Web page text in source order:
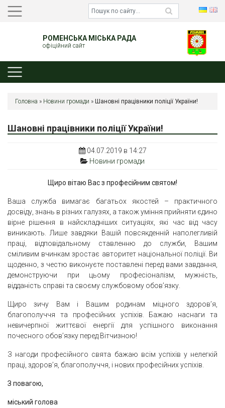
РОМЕНСЬКА МІСЬКА РАДА
офіційний сайт
Головна » Новини громади » Шановні працівники поліції України!
Шановні працівники поліції України!
04.07.2019 в 14:27
Новини громади
Щиро вітаю Вас з професійним святом!
Ваша служба вимагає багатьох якостей – практичного
досвіду, знань в різних галузях, а також уміння прийняти єдино
вірне рішення в найскладніших ситуаціях, які час від часу
виникають. Лише завдяки Вашій повсякденній наполегливій
праці, відповідальному ставленню до служби, Вашим
сміливим вчинкам зростає авторитет національної поліції. Ви
щоденно, з честю виконуєте поставлені перед вами завдання,
демонструючи при цьому професіоналізм, мужність,
відданість справі та своєму службовому обов’язку.
Щиро зичу Вам і Вашим родинам міцного здоров’я,
благополуччя та професійних успіхів. Бажаю наснаги та
невичерпної життєвої енергії для успішного виконання
почесного обов’язку перед Вітчизною!
З нагоди професійного свята бажаю всім успіхів у нелегкій
праці, здоров’я, благополуччя, і нових професійних успіхів.
З повагою,
міський голова